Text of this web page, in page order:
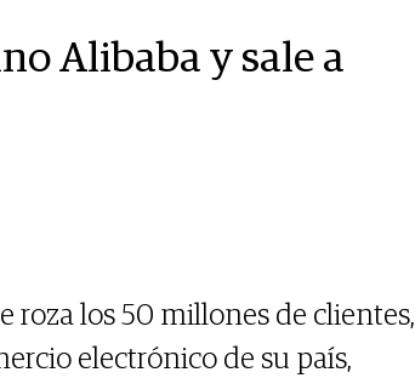
Alibaba y sale a
roza los 50 millones de clientes,
electrónico de su país,